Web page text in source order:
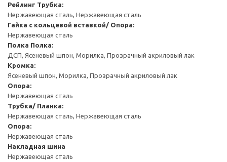
Рейлинг Трубка:
Нержавеющая сталь, Нержавеющая сталь
Гайка с кольцевой вставкой/ Опора:
Нержавеющая сталь
Полка Полка:
ДСП, Ясеневый шпон, Морилка, Прозрачный акриловый лак
Кромка:
Ясеневый шпон, Морилка, Прозрачный акриловый лак
Опора:
Нержавеющая сталь
Трубка/ Планка:
Нержавеющая сталь, Нержавеющая сталь
Опора:
Нержавеющая сталь
Накладная шина
Нержавеющая сталь